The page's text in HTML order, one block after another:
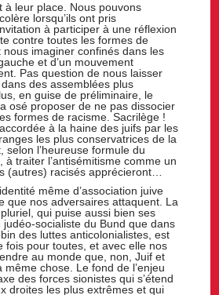
à leur place. Nous pouvons
lorsqu’ils ont pris
à participer à une réflexion
contre toutes les formes de
imaginer confinés dans les
et d’un mouvement
Pas question de nous laisser
des assemblées plus
en guise de préliminaire, le
osé proposer de ne pas dissocier
formes de racisme. Sacrilège !
à la haine des juifs par les
les plus conservatrices de la
selon l’heureuse formule du
à traiter l’antisémitisme comme un
(autres) racisés apprécieront…
même d’association juive
que nos adversaires attaquent. La
qui puise aussi bien ses
socialiste du Bund que dans
des luttes anticolonialistes, est
fois pour toutes, et avec elle nos
au monde que, non, Juif et
même chose. Le fond de l’enjeu
des forces sionistes qui s’étend
droites les plus extrêmes et qui